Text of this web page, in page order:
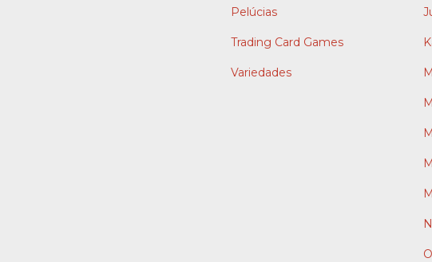
Pelúcias
Trading Card Games
Variedades